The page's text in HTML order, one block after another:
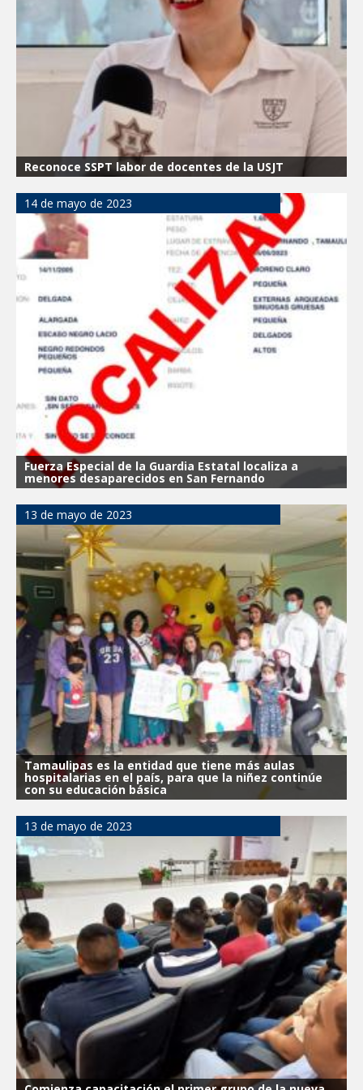
Integración Familiar
CARMEN LILIA CANTUROSAS LE
CUMPLE A FAMILIAS DEL PONIENTE:
ABREN INSCRIPCIONES PARA NUEVA
PRIMARIA EN EL PROGRESO
Reconoce SSPT labor de docentes de la USJT
14 de mayo de 2023
Fuerza Especial de la Guardia Estatal localiza a
menores desaparecidos en San Fernando
13 de mayo de 2023
Tamaulipas es la entidad que tiene más aulas
hospitalarias en el país, para que la niñez continúe
con su educación básica
13 de mayo de 2023